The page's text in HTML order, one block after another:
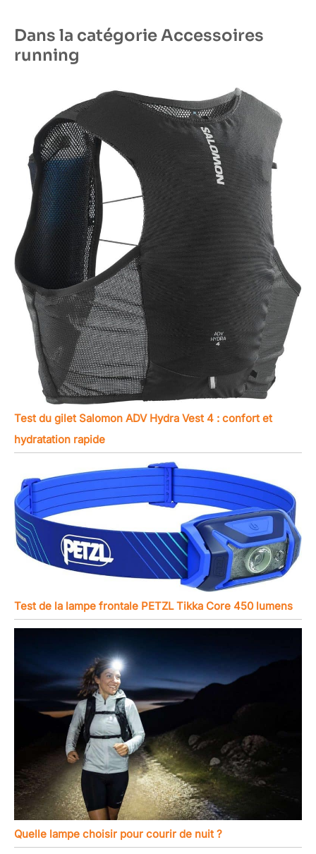
Dans la catégorie Accessoires
running
Test du gilet Salomon ADV Hydra Vest 4 : confort et
hydratation rapide
Test de la lampe frontale PETZL Tikka Core 450 lumens
Quelle lampe choisir pour courir de nuit ?